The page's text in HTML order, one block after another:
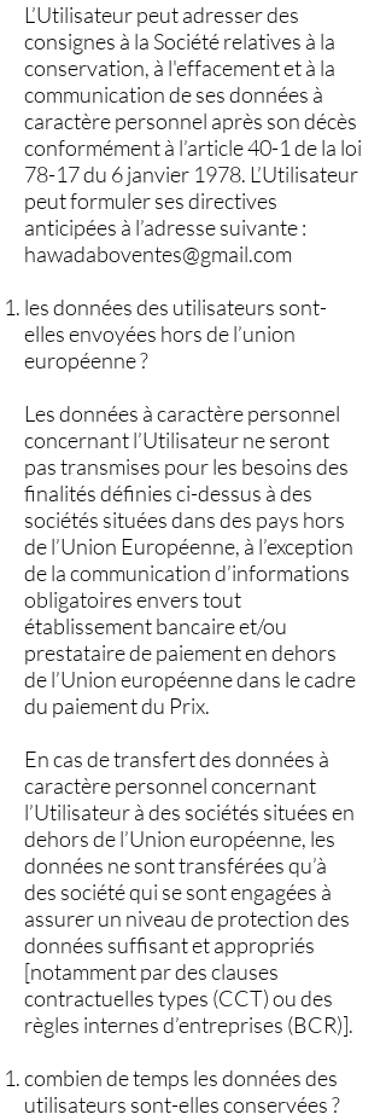
L’Utilisateur peut adresser des
consignes à la Société relatives à la
conservation, à l'effacement et à la
communication de ses données à
caractère personnel après son décès
conformément à l’article 40-1 de la loi
78-17 du 6 janvier 1978. L’Utilisateur
peut formuler ses directives
anticipées à l’adresse suivante :
hawadaboventes@gmail.com
les données des utilisateurs sont-
elles envoyées hors de l’union
européenne ?
Les données à caractère personnel
concernant l’Utilisateur ne seront
pas transmises pour les besoins des
finalités définies ci-dessus à des
sociétés situées dans des pays hors
de l’Union Européenne, à l’exception
de la communication d’informations
obligatoires envers tout
établissement bancaire et/ou
prestataire de paiement en dehors
de l’Union européenne dans le cadre
du paiement du Prix.
En cas de transfert des données à
caractère personnel concernant
l’Utilisateur à des sociétés situées en
dehors de l’Union européenne, les
données ne sont transférées qu’à
des société qui se sont engagées à
assurer un niveau de protection des
données suffisant et appropriés
[notamment par des clauses
contractuelles types (CCT) ou des
règles internes d’entreprises (BCR)].
combien de temps les données des
utilisateurs sont-elles conservées ?